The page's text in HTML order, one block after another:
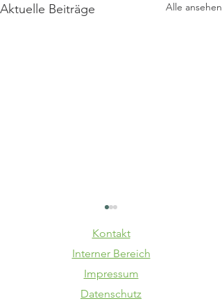
Aktuelle Beiträge Alle ansehen
Kontakt
Interner Bereich
Impressum
Datenschutz